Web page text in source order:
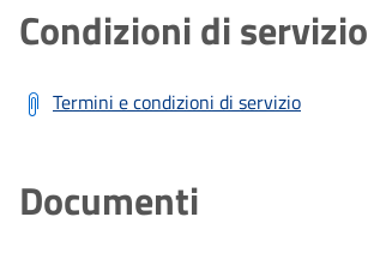
Condizioni di servizio
Termini e condizioni di servizio
Documenti